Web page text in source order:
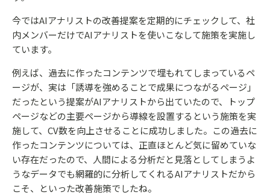
今ではAIアナリストの改善提案を定期的にチェックして、社
内メンバーだけでAIアナリストを使いこなして施策を実施し
ています。
例えば、過去に作ったコンテンツで埋もれてしまっているペ
ージが、実は「誘導を強めることで成果につながるページ」
だったという提案がAIアナリストから出ていたので、トップ
ページなどの主要ページから導線を設置するという施策を実
施して、CV数を向上させることに成功しました。この過去に
作ったコンテンツについては、正直ほとんど気に留めていな
い存在だったので、人間による分析だと見落としてしまうよ
うなデータでも網羅的に分析してくれるAIアナリストだから
こそ、といった改善施策でしたね。